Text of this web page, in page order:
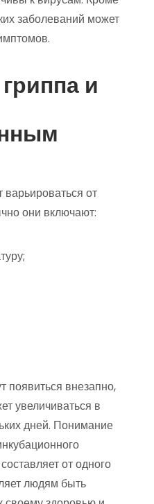
заболеваний может
и
от
они включают:
внезапно,
увеличиваться в
дней. Понимание
от одного
людям быть